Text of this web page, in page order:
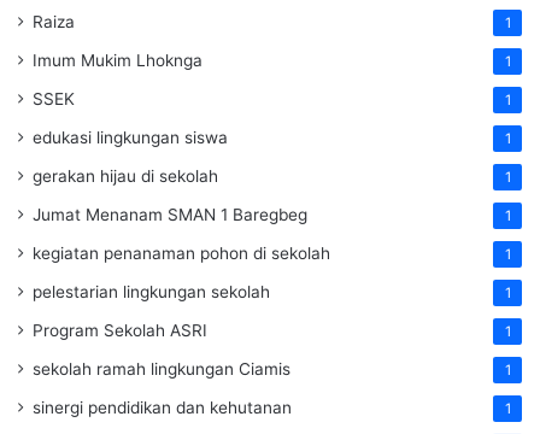
Raiza 1
Imum Mukim Lhoknga 1
SSEK 1
edukasi lingkungan siswa 1
gerakan hijau di sekolah 1
Jumat Menanam SMAN 1 Baregbeg 1
kegiatan penanaman pohon di sekolah 1
pelestarian lingkungan sekolah 1
Program Sekolah ASRI 1
sekolah ramah lingkungan Ciamis 1
sinergi pendidikan dan kehutanan 1